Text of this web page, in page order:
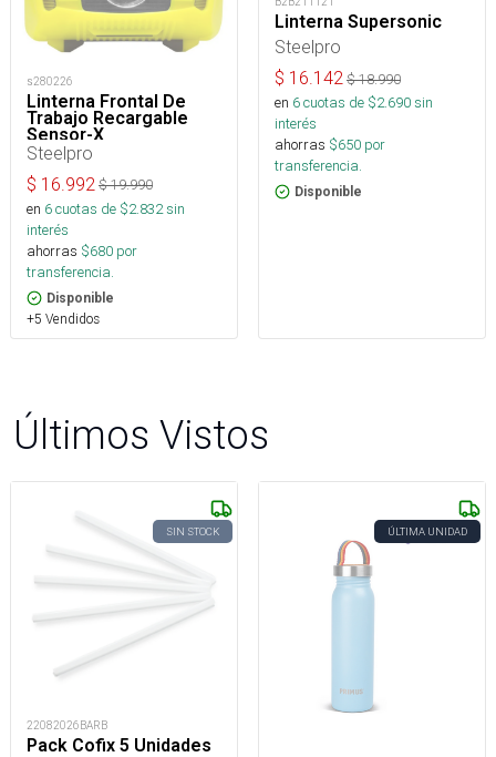
s280226
Linterna Frontal De
Trabajo Recargable
Sensor-X
Steelpro
$ 16.992 $19.990
en 6cuotas de $2.832sin
interés
ahorras $680 por
transferencia.
Disponible
+5 Vendidos
Linterna Supersonic
Steelpro
$ 16.142 $18.990
en 6cuotas de $2.690sin
interés
ahorras $650 por
transferencia.
Disponible
Últimos Vistos
SIN STOCK
22082026BARB
Pack Cofix 5 Unidades
ÚLTIMA UNIDAD